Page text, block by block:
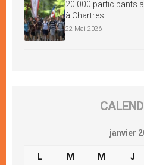
20 000 participants
à Chartres
22 Mai 2026
janvier
L M M J